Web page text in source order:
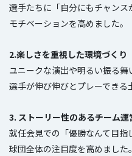
選手たちに「自分にもチャンス
モチベーションを高めました。
2.楽しさを重視した環境づくり
ユニークな演出や明るい振る舞
選手が伸び伸びとプレーできる
3. ストーリー性のあるチーム運
就任会見での「優勝なんて目指
球団全体の注目度を高めました。